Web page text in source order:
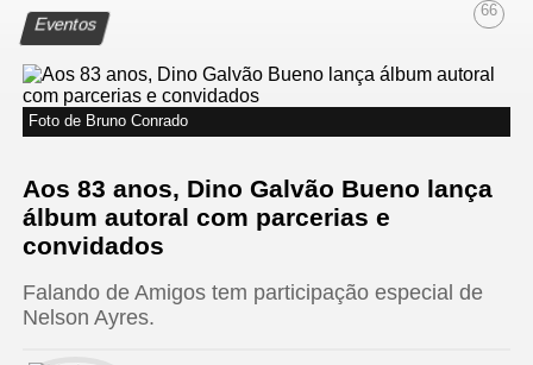
Eventos
66
Foto de Bruno Conrado
Aos 83 anos, Dino Galvão Bueno lança
álbum autoral com parcerias e
convidados
Falando de Amigos tem participação especial de
Nelson Ayres.